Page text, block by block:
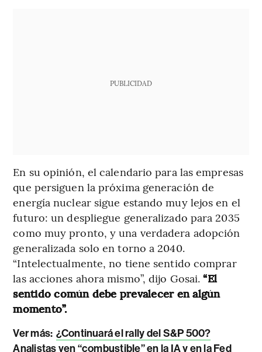
PUBLICIDAD
En su opinión, el calendario para las empresas
que persiguen la próxima generación de
energía nuclear sigue estando muy lejos en el
futuro: un despliegue generalizado para 2035
como muy pronto, y una verdadera adopción
generalizada solo en torno a 2040.
“Intelectualmente, no tiene sentido comprar
las acciones ahora mismo”, dijo Gosai.“El
sentido común debe prevalecer en algún
momento”.
Ver más: ¿Continuará el rally del S&P 500?
Analistas ven “combustible” en la IA y en la Fed